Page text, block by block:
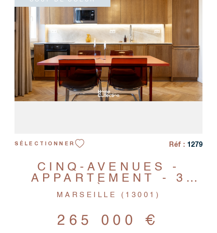
VOIR LE BIEN
SÉLECTIONNER Réf : 1279
CINQ-AVENUES -
APPARTEMENT - 3
PIÈCES
MARSEILLE (13001)
265 000 €